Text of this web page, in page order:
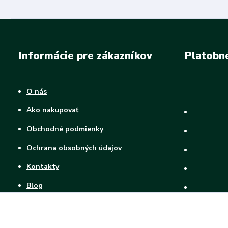
Informácie pre zákazníkov
O nás
Ako nakupovať
Obchodné podmienky
Ochrana obsobných údajov
Kontakty
Blog